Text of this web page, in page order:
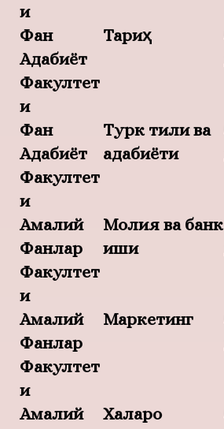
и
Фан
Адабиёт
Факултет
и
Тариҳ
Фан
Адабиёт
Факултет
и
Турк тили ва
адабиёти
Амалий
Фанлар
Факултет
и
Молия ва банк
иши
Амалий
Фанлар
Факултет
и
Маркетинг
Амалий
Халқаро